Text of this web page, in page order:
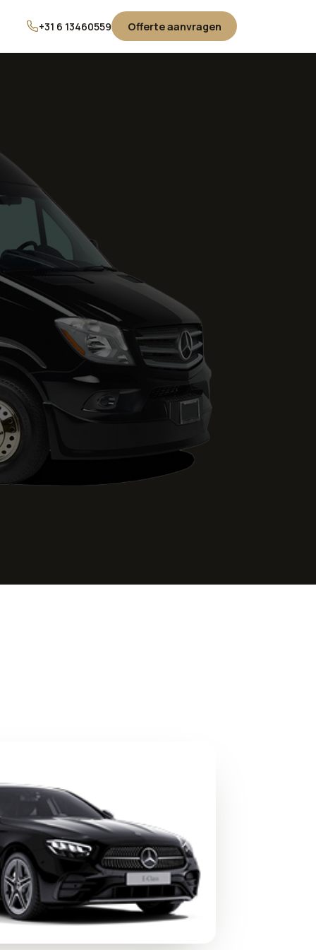
+31 6 13460559 Offerte aanvragen